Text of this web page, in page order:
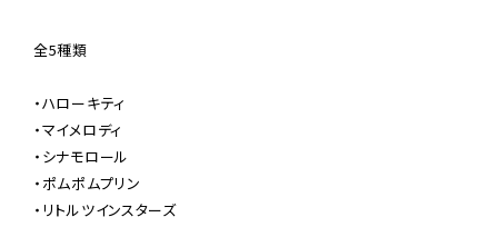
全5種類
・ハローキティ
・マイメロディ
・シナモロール
・ポムポムプリン
・リトルツインスターズ